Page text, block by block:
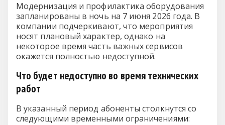
Модернизация и профилактика оборудования
запланированы в ночь на 7 июня 2026 года. В
компании подчеркивают, что мероприятия
носят плановый характер, однако на
некоторое время часть важных сервисов
окажется полностью недоступной.
Что будет недоступно во время технических
работ
В указанный период абоненты столкнутся со
следующими временными ограничениями: